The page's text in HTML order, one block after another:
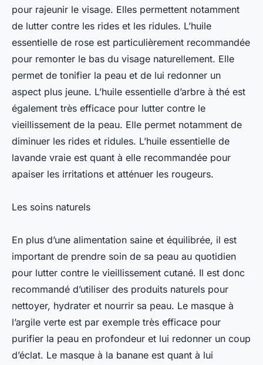
pour rajeunir le visage. Elles permettent notamment
de lutter contre les rides et les ridules. L’huile
essentielle de rose est particulièrement recommandée
pour remonter le bas du visage naturellement. Elle
permet de tonifier la peau et de lui redonner un
aspect plus jeune. L’huile essentielle d’arbre à thé est
également très efficace pour lutter contre le
vieillissement de la peau. Elle permet notamment de
diminuer les rides et ridules. L’huile essentielle de
lavande vraie est quant à elle recommandée pour
apaiser les irritations et atténuer les rougeurs.
Les soins naturels
En plus d’une alimentation saine et équilibrée, il est
important de prendre soin de sa peau au quotidien
pour lutter contre le vieillissement cutané. Il est donc
recommandé d’utiliser des produits naturels pour
nettoyer, hydrater et nourrir sa peau. Le masque à
l’argile verte est par exemple très efficace pour
purifier la peau en profondeur et lui redonner un coup
d’éclat. Le masque à la banane est quant à lui